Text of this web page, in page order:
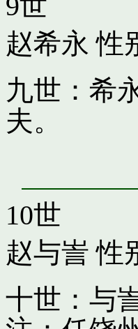
赵希永 性
九世：希
夫。
10世
赵与訔 性
十世：与